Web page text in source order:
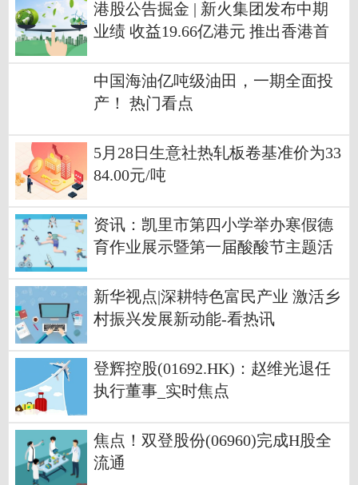
港股公告掘金 | 新火集团发布中期
业绩 收益19.66亿港元 推出香港首
品“Alpha BTC”
中国海油亿吨级油田，一期全面投
产！ 热门看点
5月28日生意社热轧板卷基准价为33
84.00元/吨
资讯：凯里市第四小学举办寒假德
育作业展示暨第一届酸酸节主题活
新华视点|深耕特色富民产业 激活乡
村振兴发展新动能-看热讯
登辉控股(01692.HK)：赵维光退任
执行董事_实时焦点
焦点！双登股份(06960)完成H股全
流通